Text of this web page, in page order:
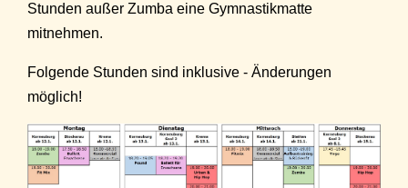
Stunden außer Zumba eine Gymnastikmatte
mitnehmen.
Folgende Stunden sind inklusive - Änderungen
möglich!